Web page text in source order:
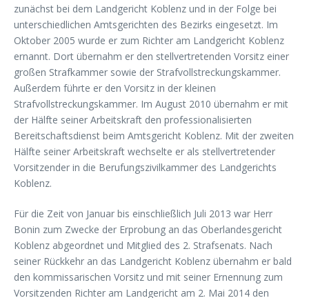
zunächst bei dem Landgericht Koblenz und in der Folge bei
unterschiedlichen Amtsgerichten des Bezirks eingesetzt. Im
Oktober 2005 wurde er zum Richter am Landgericht Koblenz
ernannt. Dort übernahm er den stellvertretenden Vorsitz einer
großen Strafkammer sowie der Strafvollstreckungskammer.
Außerdem führte er den Vorsitz in der kleinen
Strafvollstreckungskammer. Im August 2010 übernahm er mit
der Hälfte seiner Arbeitskraft den professionalisierten
Bereitschaftsdienst beim Amtsgericht Koblenz. Mit der zweiten
Hälfte seiner Arbeitskraft wechselte er als stellvertretender
Vorsitzender in die Berufungszivilkammer des Landgerichts
Koblenz.
Für die Zeit von Januar bis einschließlich Juli 2013 war Herr
Bonin zum Zwecke der Erprobung an das Oberlandesgericht
Koblenz abgeordnet und Mitglied des 2. Strafsenats. Nach
seiner Rückkehr an das Landgericht Koblenz übernahm er bald
den kommissarischen Vorsitz und mit seiner Ernennung zum
Vorsitzenden Richter am Landgericht am 2. Mai 2014 den